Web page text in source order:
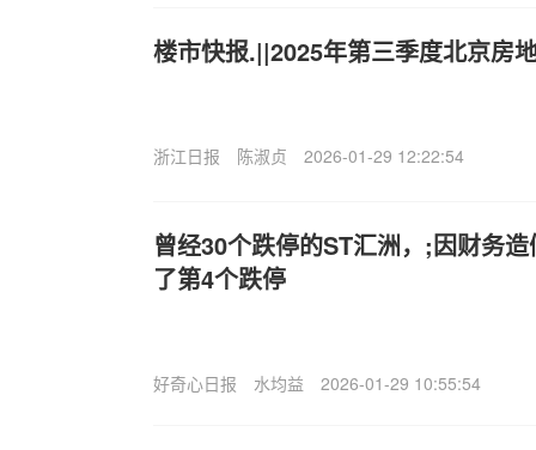
楼市快报.||2025年第三季度北京房
浙江日报 陈淑贞 2026-01-29 12:22:54
曾经30个跌停的ST汇洲，;因财务
了第4个跌停
好奇心日报 水均益 2026-01-29 10:55:54